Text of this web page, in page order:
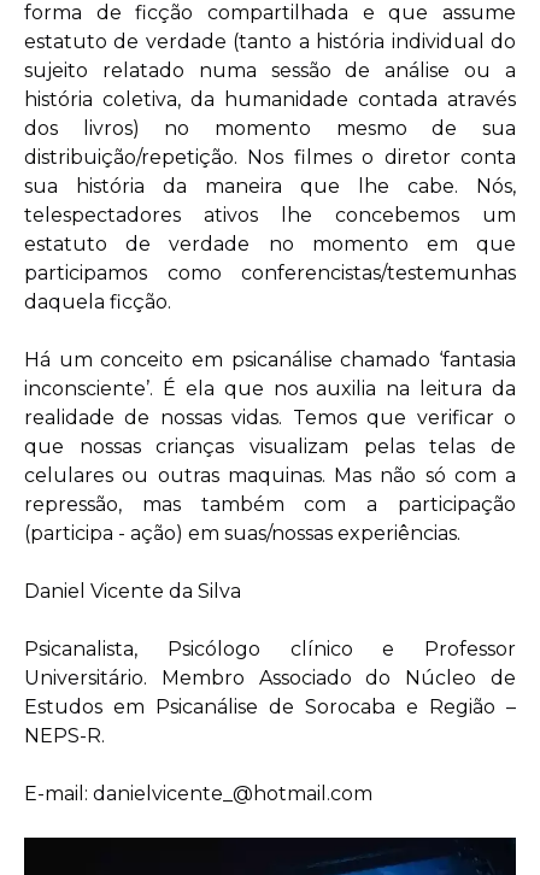
forma de ficção compartilhada e que assume
estatuto de verdade (tanto a história individual do
sujeito relatado numa sessão de análise ou a
história coletiva, da humanidade contada através
dos livros) no momento mesmo de sua
distribuição/repetição. Nos filmes o diretor conta
sua história da maneira que lhe cabe. Nós,
telespectadores ativos lhe concebemos um
estatuto de verdade no momento em que
participamos como conferencistas/testemunhas
daquela ficção.
Há um conceito em psicanálise chamado ‘fantasia
inconsciente’. É ela que nos auxilia na leitura da
realidade de nossas vidas. Temos que verificar o
que nossas crianças visualizam pelas telas de
celulares ou outras maquinas. Mas não só com a
repressão, mas também com a participação
(participa - ação) em suas/nossas experiências.
Daniel Vicente da Silva
Psicanalista, Psicólogo clínico e Professor
Universitário. Membro Associado do Núcleo de
Estudos em Psicanálise de Sorocaba e Região –
NEPS-R.
E-mail: danielvicente_@hotmail.com